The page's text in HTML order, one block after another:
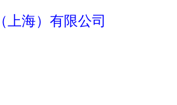
上海）有限公司